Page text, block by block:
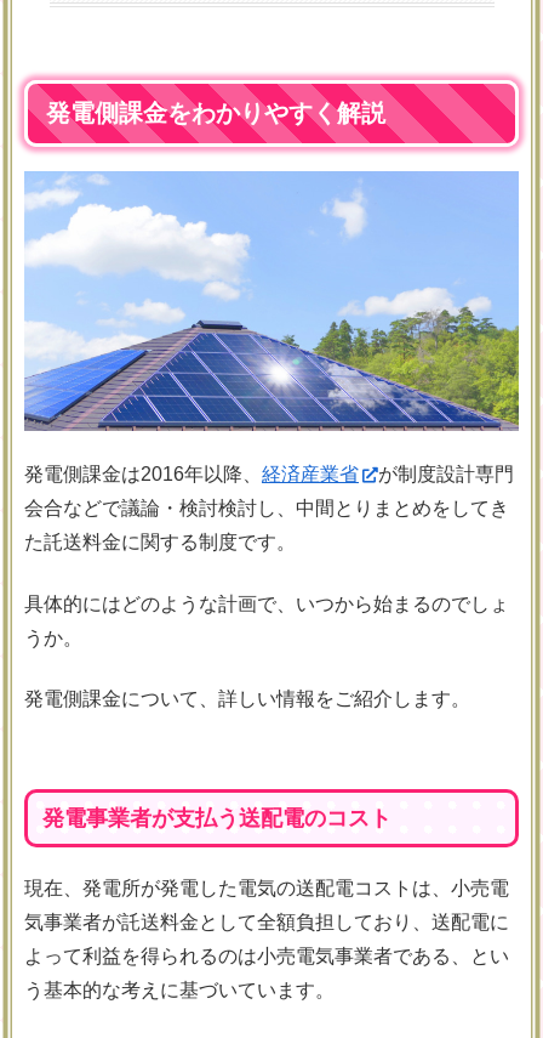
発電側課金をわかりやすく解説
発電側課金は2016年以降、 経済産業省
が制度設計専門
会合などで議論・検討検討し、中間とりまとめをしてき
た託送料金に関する制度です。
具体的にはどのような計画で、いつから始まるのでしょ
うか。
発電側課金について、詳しい情報をご紹介します。
発電事業者が支払う送配電のコスト
現在、発電所が発電した電気の送配電コストは、小売電
気事業者が託送料金として全額負担しており、送配電に
よって利益を得られるのは小売電気事業者である、とい
う基本的な考えに基づいています。